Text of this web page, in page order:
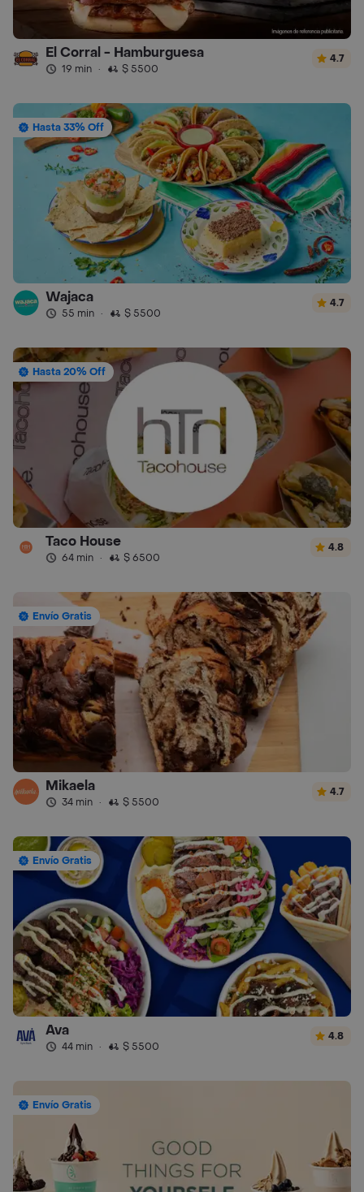
El Corral - Hamburguesa
19 min · $ 5500
4.7
Hasta 33% Off
Wajaca
55 min · $ 5500
4.7
Hasta 20% Off
Taco House
64 min · $ 6500
4.8
Envío Gratis
Mikaela
34 min · $ 5500
4.7
Envío Gratis
Ava
44 min · $ 5500
4.8
Envío Gratis